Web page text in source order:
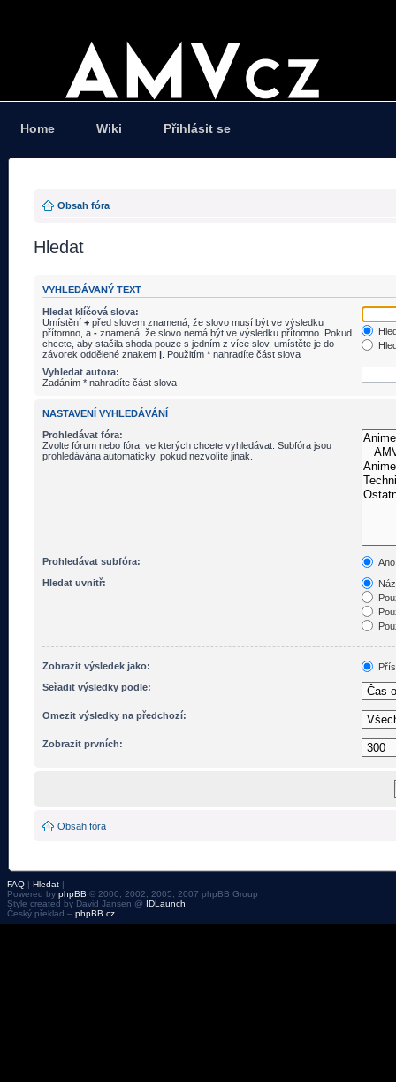
Home Wiki Přihlásit se
Obsah fóra
Hledat
VYHLEDÁVANÝ TEXT
Hledat klíčová slova:
Umístění + před slovem znamená, že slovo musí být ve výsledku
přítomno, a - znamená, že slovo nemá být ve výsledku přítomno. Pokud
chcete, aby stačila shoda pouze s jedním z více slov, umístěte je do
závorek oddělené znakem | . Použitím * nahradíte část slova
Vyhledat autora:
Zadáním * nahradíte část slova
NASTAVENÍ VYHLEDÁVÁNÍ
Prohledávat fóra:
Zvolte fórum nebo fóra, ve kterých chcete vyhledávat. Subfóra jsou
prohledávána automaticky, pokud nezvolíte jinak.
Prohledávat subfóra:
Ano
Hledat uvnitř:
Zobrazit výsledek jako:
Seřadit výsledky podle:
Omezit výsledky na předchozí:
Zobrazit prvních:
Obsah fóra
FAQ | Hledat |
Powered by phpBB © 2000, 2002, 2005, 2007 phpBB Group
Style created by David Jansen @ IDLaunch
Český překlad – phpBB.cz